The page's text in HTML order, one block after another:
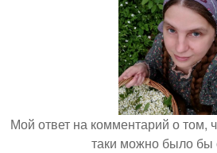
Мой ответ на комментарий о том,
таки можно было бы